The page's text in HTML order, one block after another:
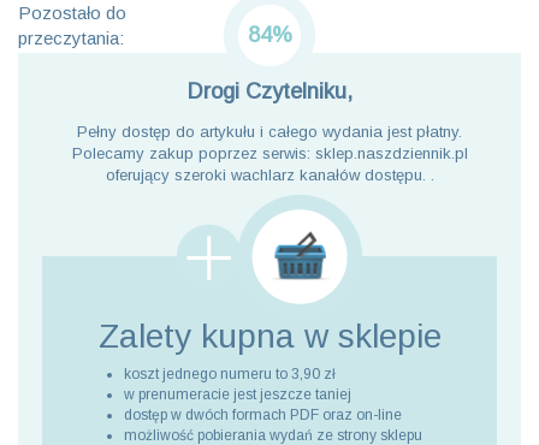
Pozostało do
przeczytania:
84%
Drogi Czytelniku,
Pełny dostęp do artykułu i całego wydania jest płatny.
Polecamy zakup poprzez serwis: sklep.naszdziennik.pl
oferujący szeroki wachlarz kanałów dostępu. .
Zalety kupna w sklepie
koszt jednego numeru to 3,90 zł
w prenumeracie jest jeszcze taniej
dostęp w dwóch formach PDF oraz on-line
możliwość pobierania wydań ze strony sklepu